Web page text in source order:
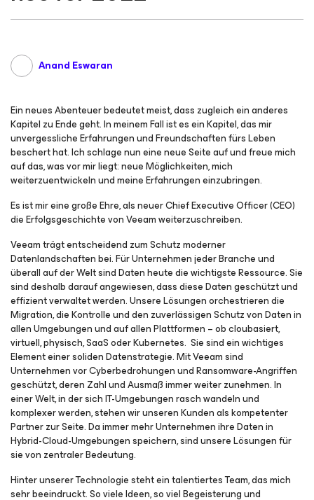
Anand Eswaran
Ein neues Abenteuer bedeutet meist, dass zugleich ein anderes
Kapitel zu Ende geht. In meinem Fall ist es ein Kapitel, das mir
unvergessliche Erfahrungen und Freundschaften fürs Leben
beschert hat. Ich schlage nun eine neue Seite auf und freue mich
auf das, was vor mir liegt: neue Möglichkeiten, mich
weiterzuentwickeln und meine Erfahrungen einzubringen.
Es ist mir eine große Ehre, als neuer Chief Executive Officer (CEO)
die Erfolgsgeschichte von Veeam weiterzuschreiben.
Veeam trägt entscheidend zum Schutz moderner
Datenlandschaften bei. Für Unternehmen jeder Branche und
überall auf der Welt sind Daten heute die wichtigste Ressource. Sie
sind deshalb darauf angewiesen, dass diese Daten geschützt und
effizient verwaltet werden. Unsere Lösungen orchestrieren die
Migration, die Kontrolle und den zuverlässigen Schutz von Daten in
allen Umgebungen und auf allen Plattformen – ob cloubasiert,
virtuell, physisch, SaaS oder Kubernetes. Sie sind ein wichtiges
Element einer soliden Datenstrategie. Mit Veeam sind
Unternehmen vor Cyberbedrohungen und Ransomware-Angriffen
geschützt, deren Zahl und Ausmaß immer weiter zunehmen. In
einer Welt, in der sich IT-Umgebungen rasch wandeln und
komplexer werden, stehen wir unseren Kunden als kompetenter
Partner zur Seite. Da immer mehr Unternehmen ihre Daten in
Hybrid-Cloud-Umgebungen speichern, sind unsere Lösungen für
sie von zentraler Bedeutung.
Hinter unserer Technologie steht ein talentiertes Team, das mich
sehr beeindruckt. So viele Ideen, so viel Begeisterung und